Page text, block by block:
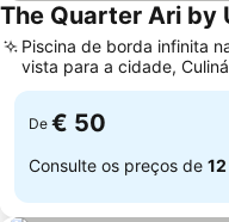
The Quarter Ari by
Piscina de borda infinita
vista para a cidade,
tailandesa no Hilly's
De € 50
Consulte os preços de